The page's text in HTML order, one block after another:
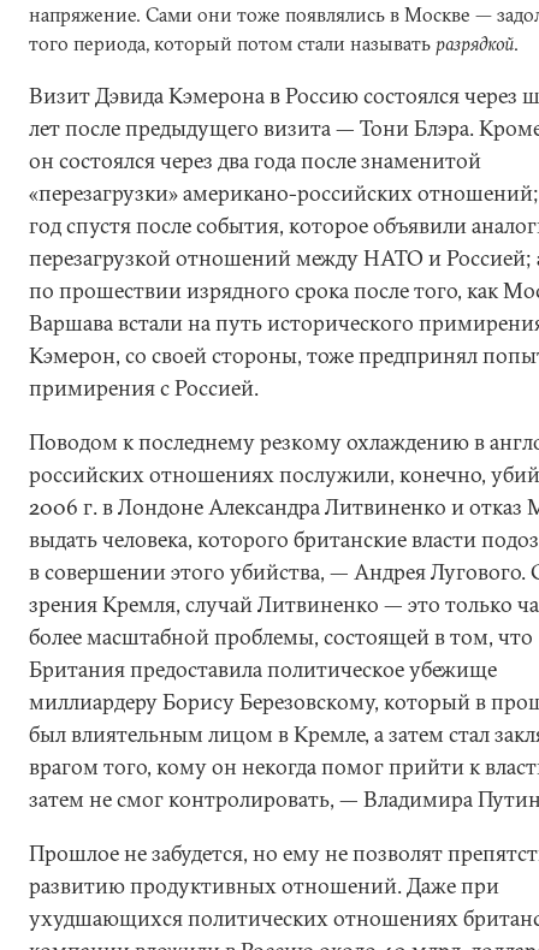
напряжение. Сами они тоже появлялись в Москве —
того периода, который потом стали называть разрядкой.
Визит Дэвида Кэмерона в Россию состоялся через
лет после предыдущего визита — Тони Блэра.
он состоялся через два года после знаменитой
«перезагрузки» американо-российских
год спустя после события, которое объявили
перезагрузкой отношений между НАТО и Россией;
по прошествии изрядного срока после того, как
Варшава встали на путь исторического
Кэмерон, со своей стороны, тоже предпринял
примирения с Россией.
Поводом к последнему резкому охлаждению в
российских отношениях послужили, конечно,
2006 г. в Лондоне Александра Литвиненко и отказ
выдать человека, которого британские власти
в совершении этого убийства, — Андрея Лугового.
зрения Кремля, случай Литвиненко — это только
более масштабной проблемы, состоящей в том, что
Британия предоставила политическое убежище
миллиардеру Борису Березовскому, который в
был влиятельным лицом в Кремле, а затем стал
врагом того, кому он некогда помог прийти к
затем не смог контролировать, — Владимира
Прошлое не забудется, но ему не позволят
развитию продуктивных отношений. Даже при
ухудшающихся политических отношениях